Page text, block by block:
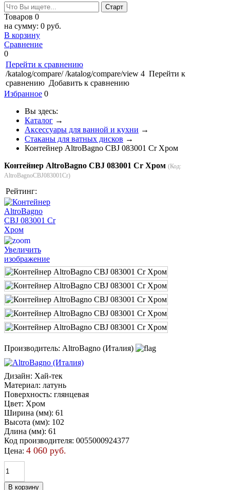
Товаров 0
на сумму: 0 руб.
В корзину
Сравнение
0
Перейти к сравнению
/katalog/compare/ /katalog/compare/view 4 Перейти к
сравнению Добавить к сравнению
Избранное 0
Вы здесь:
Каталог →
Аксессуары для ванной и кухни →
Стаканы для ватных дисков →
Контейнер AltroBagno CBJ 083001 Cr Хром
Контейнер AltroBagno CBJ 083001 Cr Хром (Код:
AltroBagnoCBJ083001Cr)
Рейтинг:
Увеличить
изображение
Производитель: AltroBagno (Италия)
Дизайн: Хай-тек
Материал: латунь
Поверхность: глянцевая
Цвет: Хром
Ширина (мм): 61
Высота (мм): 102
Длина (мм): 61
Код производителя: 0055000924377
Цена: 4 060 руб.